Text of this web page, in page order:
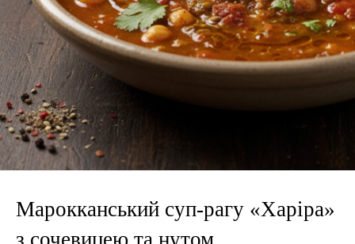
Марокканський суп-рагу «Харіра»
з сочевицею та нутом